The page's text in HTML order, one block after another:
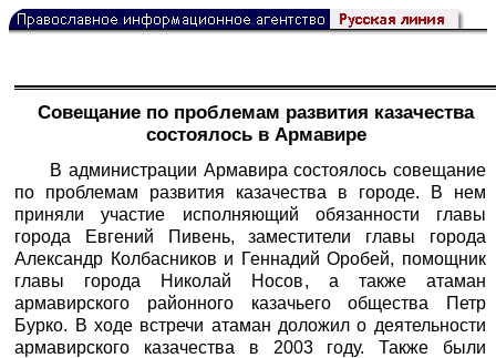
Совещание по проблемам развития казачества
состоялось в Армавире
В администрации Армавира состоялось совещание
по проблемам развития казачества в городе. В нем
приняли участие исполняющий обязанности главы
города Евгений Пивень, заместители главы города
Александр Колбасников и Геннадий Оробей, помощник
главы города Николай Носов, а также атаман
армавирского районного казачьего общества Петр
Бурко. В ходе встречи атаман доложил о деятельности
армавирского казачества в 2003 году. Также были